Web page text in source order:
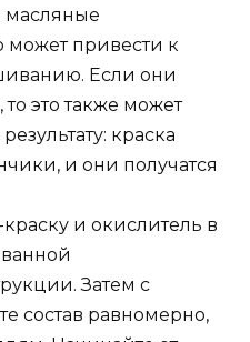
масляные
может привести к
Если они
это также может
краска
и они получатся
и окислитель в
Затем с
состав равномерно,